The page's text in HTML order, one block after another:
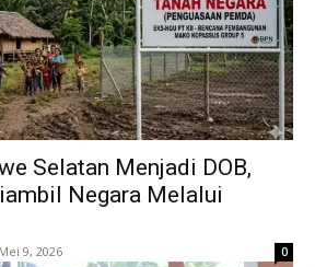
Selatan Menjadi DOB,
Negara Melalui
Mei 9, 2026 0